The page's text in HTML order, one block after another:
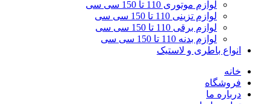
لوازم موتوری 110 تا 150 سی سی
لوازم تزینی 110 تا 150 سی سی
لوازم برقی 110 تا 150 سی سی
لوازم بدنه 110 تا 150 سی سی
انواع باطری و لاستیک
خانه
فروشگاه
درباره ما